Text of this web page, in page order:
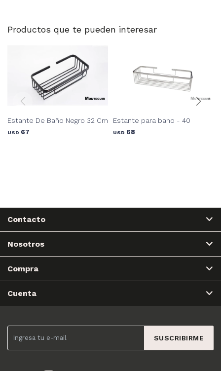
Productos que te pueden interesar
Estante De Baño Negro 32 Cm
USD 67
Estante para bano - 40
USD 68
SUSCRIBIRME
Contacto
Nosotros
Compra
Cuenta